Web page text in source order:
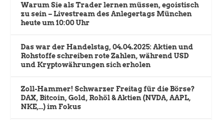
Warum Sie als Trader lernen müssen, egoistisch
zu sein – Livestream des Anlegertags München
heute um 10:00 Uhr
Das war der Handelstag, 04.04.2025: Aktien und
Rohstoffe schreiben rote Zahlen, während USD
und Kryptowährungen sich erholen
Zoll-Hammer! Schwarzer Freitag für die Börse?
DAX, Bitcoin, Gold, Rohöl & Aktien (NVDA, AAPL,
NKE,…) im Fokus